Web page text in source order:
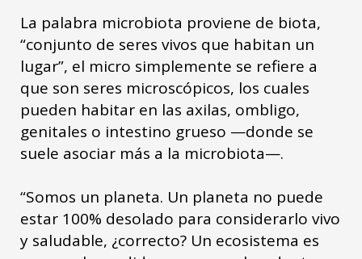
La palabra microbiota proviene de biota,
“conjunto de seres vivos que habitan un
lugar”, el micro simplemente se refiere a
que son seres microscópicos, los cuales
pueden habitar en las axilas, ombligo,
genitales o intestino grueso —donde se
suele asociar más a la microbiota—.
“Somos un planeta. Un planeta no puede
estar 100% desolado para considerarlo vivo
y saludable, ¿correcto? Un ecosistema es